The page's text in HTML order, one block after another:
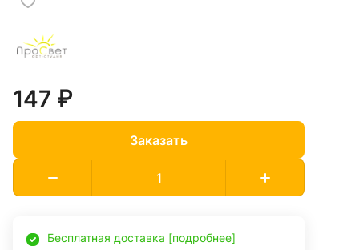
147 ₽
Заказать
Бесплатная доставка [подробнее]